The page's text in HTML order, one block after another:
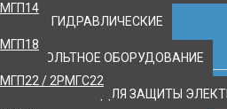
НАСОСЫ ГИДРАВЛИЧЕСКИЕ
НИЗКОВОЛЬТНОЕ ОБОРУДОВАНИЕ
ОБОРУДОВАНИЕ ДЛЯ ЗАЩИТЫ
/ 2РМГС22